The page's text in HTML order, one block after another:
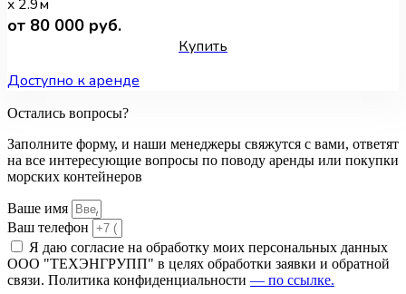
x 2.9м
от 80 000 руб.
Купить
Доступно к аренде
Остались вопросы?
Заполните форму, и наши менеджеры свяжутся с вами, ответят
на все интересующие вопросы по поводу аренды или покупки
морских контейнеров
Ваше имя
Ваш телефон
Я даю согласие на обработку моих персональных данных
ООО "ТЕХЭНГРУПП" в целях обработки заявки и обратной
связи. Политика конфиденциальности — по ссылке.